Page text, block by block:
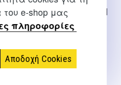
του e-shop μας
πληροφορίες
Αποδοχή Cookies
ΚΑΙ ΠΝΕΥΜΑΤΙΚΗ
ΚΑΙ ΟΙ